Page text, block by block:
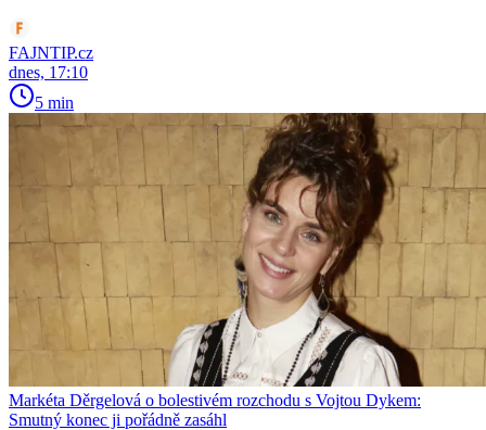
FAJNTIP.cz
dnes, 17:10
5 min
Markéta Děrgelová o bolestivém rozchodu s Vojtou Dykem:
Smutný konec ji pořádně zasáhl